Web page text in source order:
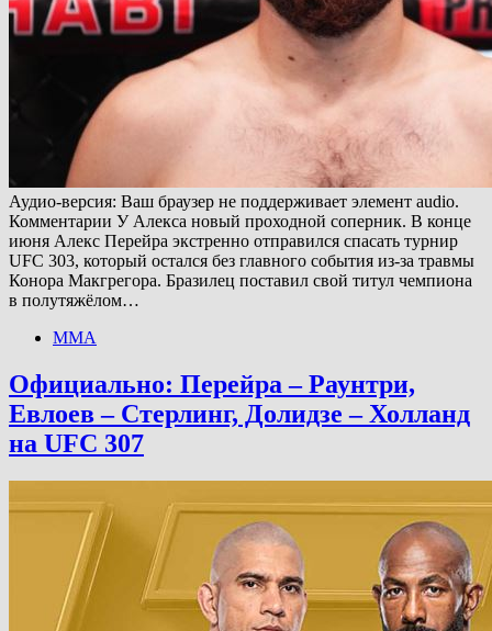
Аудио-версия: Ваш браузер не поддерживает элемент audio.
Комментарии У Алекса новый проходной соперник. В конце
июня Алекс Перейра экстренно отправился спасать турнир
UFC 303, который остался без главного события из-за травмы
Конора Макгрегора. Бразилец поставил свой титул чемпиона
в полутяжёлом…
ММА
Официально: Перейра – Раунтри,
Евлоев – Стерлинг, Долидзе – Холланд
на UFC 307